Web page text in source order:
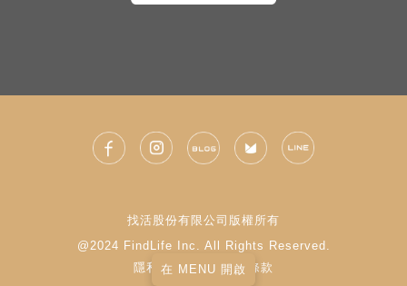
在 MENU 開啟
找活股份有限公司版權所有
@2024 FindLife Inc. All Rights Reserved.
隱私權政策
| 使用條款